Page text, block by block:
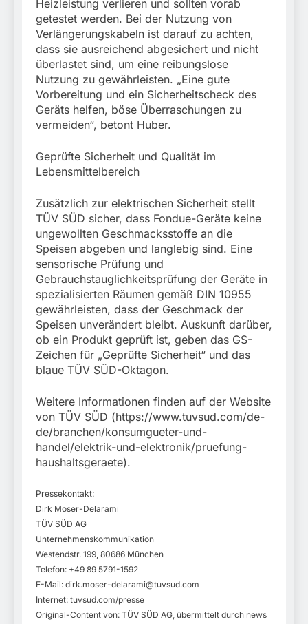
Heizleistung verlieren und sollten vorab
getestet werden. Bei der Nutzung von
Verlängerungskabeln ist darauf zu achten,
dass sie ausreichend abgesichert und nicht
überlastet sind, um eine reibungslose
Nutzung zu gewährleisten. „Eine gute
Vorbereitung und ein Sicherheitscheck des
Geräts helfen, böse Überraschungen zu
vermeiden“, betont Huber.
Geprüfte Sicherheit und Qualität im
Lebensmittelbereich
Zusätzlich zur elektrischen Sicherheit stellt
TÜV SÜD sicher, dass Fondue-Geräte keine
ungewollten Geschmacksstoffe an die
Speisen abgeben und langlebig sind. Eine
sensorische Prüfung und
Gebrauchstauglichkeitsprüfung der Geräte in
spezialisierten Räumen gemäß DIN 10955
gewährleisten, dass der Geschmack der
Speisen unverändert bleibt. Auskunft darüber,
ob ein Produkt geprüft ist, geben das GS-
Zeichen für „Geprüfte Sicherheit“ und das
blaue TÜV SÜD-Oktagon.
Weitere Informationen finden auf der Website
von TÜV SÜD (https://www.tuvsud.com/de-
de/branchen/konsumgueter-und-
handel/elektrik-und-elektronik/pruefung-
haushaltsgeraete).
Pressekontakt:
Dirk Moser-Delarami
TÜV SÜD AG
Unternehmenskommunikation
Westendstr. 199, 80686 München
Telefon: +49 89 5791-1592
E-Mail: dirk.moser-delarami@tuvsud.com
Internet: tuvsud.com/presse
Original-Content von: TÜV SÜD AG, übermittelt durch news